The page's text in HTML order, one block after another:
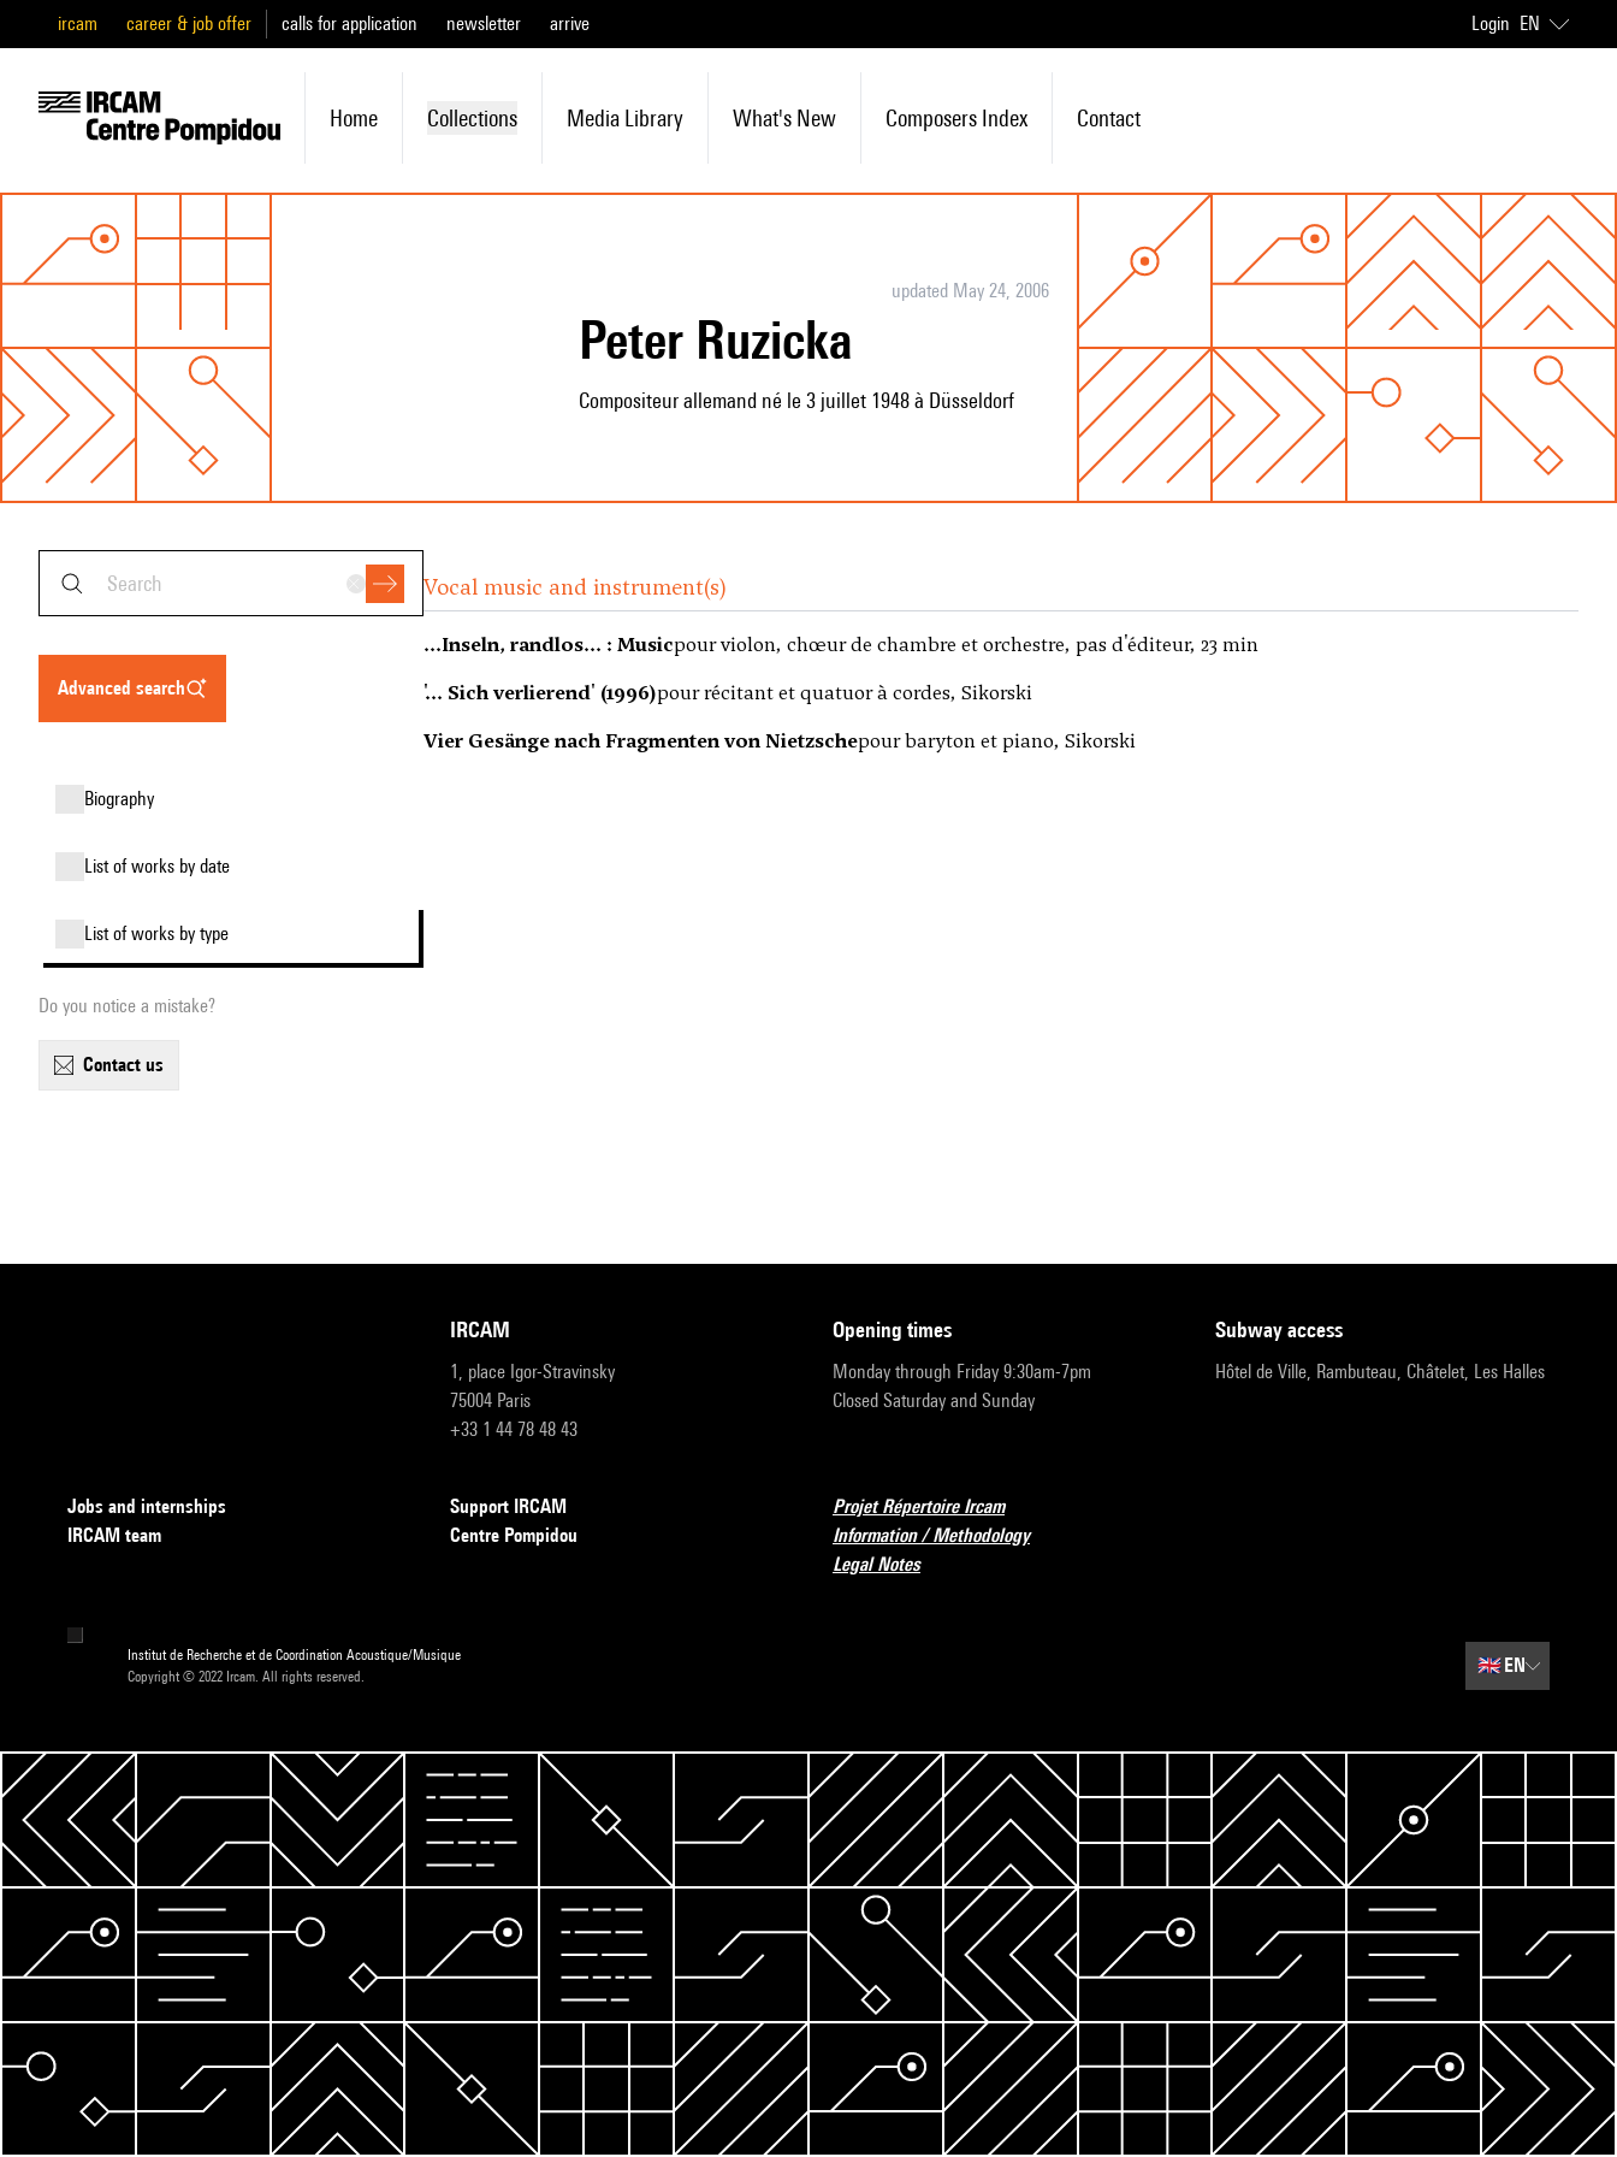
ircam career & job offer calls for application newsletter arrive Login EN
Home Collections Media Library What's New Composers Index Contact
updated May 24, 2006
Peter Ruzicka
Compositeur allemand né le 3 juillet 1948 à Düsseldorf
advanced search
biography
list of works by date
list of works by type
Do you notice a mistake?
contact us
Vocal music and instrument(s)
...Inseln, randlos... : Musicpour violon, chœur de chambre et orchestre, pas d'éditeur, 23 min
'... Sich verlierend' (1996)pour récitant et quatuor à cordes, Sikorski
Vier Gesänge nach Fragmenten von Nietzschepour baryton et piano, Sikorski
IRCAM
1, place Igor-Stravinsky
75004 Paris
+33 1 44 78 48 43
opening times
Monday through Friday 9:30am-7pm
Closed Saturday and Sunday
subway access
Hôtel de Ville, Rambuteau, Châtelet, Les Halles
Jobs and internships
IRCAM team
Support IRCAM
Centre Pompidou
Projet Répertoire Ircam
Information / Methodology
Legal Notes
Institut de Recherche et de Coordination Acoustique/Musique
Copyright © 2022 Ircam. All rights reserved.
🇬🇧EN